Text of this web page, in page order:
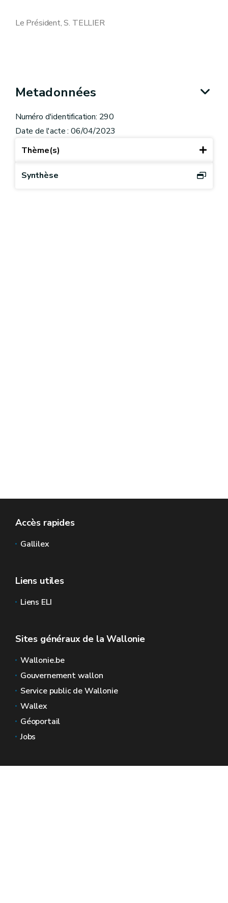
Le Président, S. TELLIER
Metadonnées
Numéro d'identification: 290
Date de l'acte : 06/04/2023
Thème(s)
Synthèse
Accès rapides
Gallilex
Liens utiles
Liens ELI
Sites généraux de la Wallonie
Wallonie.be
Gouvernement wallon
Service public de Wallonie
Wallex
Géoportail
Jobs